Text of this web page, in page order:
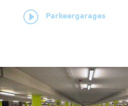
I Parkeergarages